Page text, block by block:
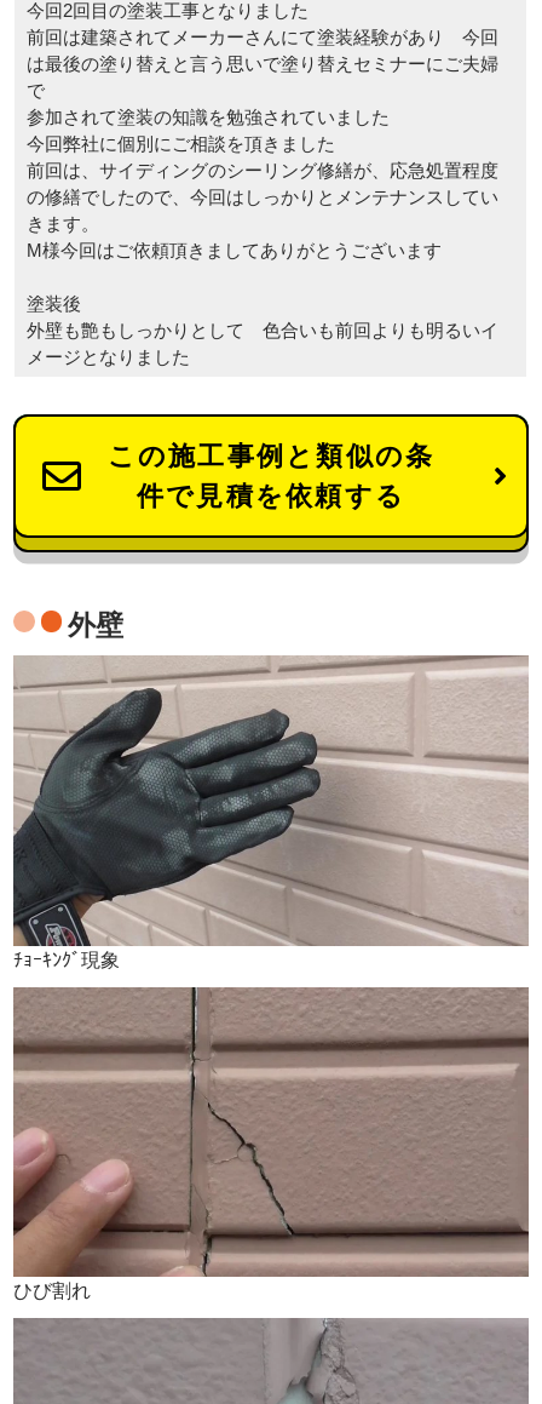
今回2回目の塗装工事となりました
前回は建築されてメーカーさんにて塗装経験があり 今回
は最後の塗り替えと言う思いで塗り替えセミナーにご夫婦
で
参加されて塗装の知識を勉強されていました
今回弊社に個別にご相談を頂きました
前回は、サイディングのシーリング修繕が、応急処置程度
の修繕でしたので、今回はしっかりとメンテナンスしてい
きます。
M様今回はご依頼頂きましてありがとうございます
塗装後
外壁も艶もしっかりとして 色合いも前回よりも明るいイ
メージとなりました
この施工事例と類似の条
件で見積を依頼する
外壁
ﾁｮｰｷﾝｸﾞ現象
ひび割れ